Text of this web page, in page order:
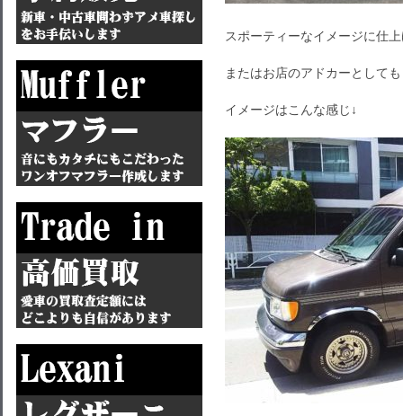
スポーティーなイメージに仕
またはお店のアドカーとして
イメージはこんな感じ↓